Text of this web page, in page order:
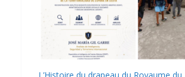
L’Histoire du drapeau du Royaume